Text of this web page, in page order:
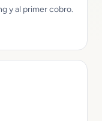
y al primer cobro.